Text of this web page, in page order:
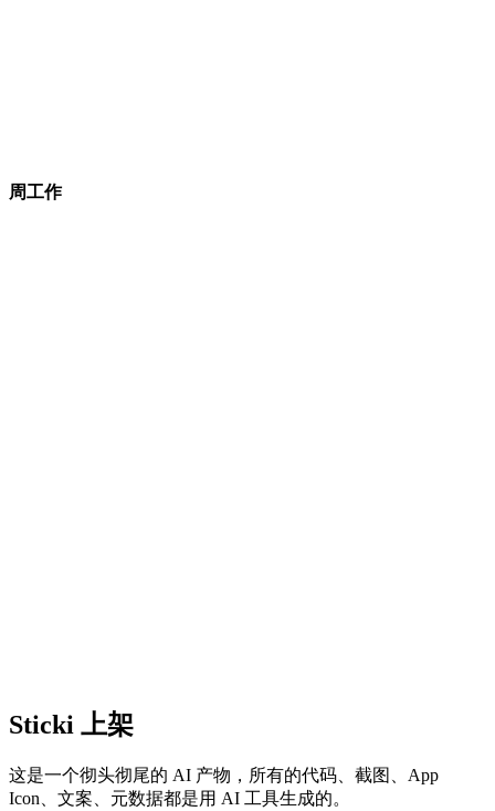
周工作
Sticki 上架
这是一个彻头彻尾的 AI 产物，所有的代码、截图、App
Icon、文案、元数据都是用 AI 工具生成的。